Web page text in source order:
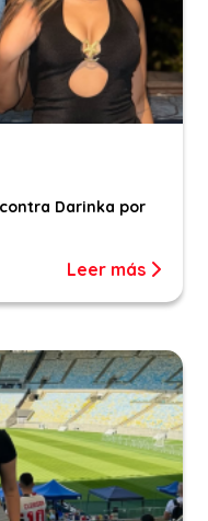
Darinka por
Leer más